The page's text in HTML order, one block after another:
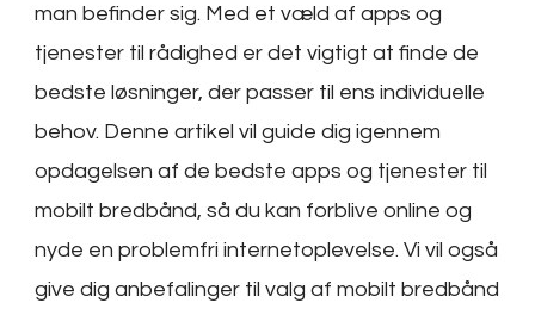
man befinder sig. Med et væld af apps og
tjenester til rådighed er det vigtigt at finde de
bedste løsninger, der passer til ens individuelle
behov. Denne artikel vil guide dig igennem
opdagelsen af de bedste apps og tjenester til
mobilt bredbånd, så du kan forblive online og
nyde en problemfri internetoplevelse. Vi vil også
give dig anbefalinger til valg af mobilt bredbånd